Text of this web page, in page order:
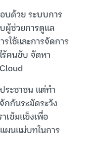
บด้วย ระบบการ
ผู้ช่วยการดูแล
ใช้และการจัดการ
ร้คนขับ จัดหา
ระชาชน แต่ทำ
กกันระมัดระวัง
เข้มแข็งเพื่อ
ผนแม่บทในการ